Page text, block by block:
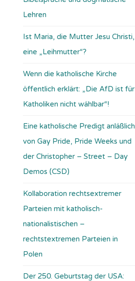
Lehren
Ist Maria, die Mutter Jesu Christi,
eine „Leihmutter“?
Wenn die katholische Kirche
öffentlich erklärt: „Die AfD ist für
Katholiken nicht wählbar“!
Eine katholische Predigt anläßlich
von Gay Pride, Pride Weeks und
der Christopher – Street – Day
Demos (CSD)
Kollaboration rechtsextremer
Parteien mit katholisch-
nationalistischen –
rechtstextremen Parteien in
Polen
Der 250. Geburtstag der USA: